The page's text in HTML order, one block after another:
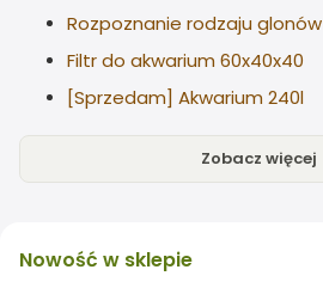
Rozpoznanie rodzaju glonów
Filtr do akwarium 60x40x40
[Sprzedam] Akwarium 240l
Zobacz więcej
Nowość w sklepie